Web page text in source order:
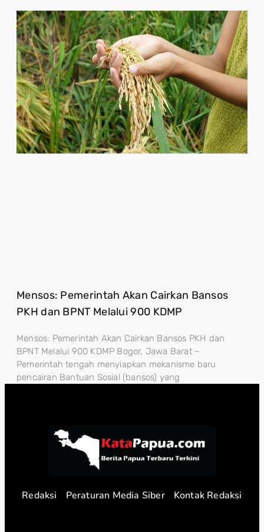
Mensos: Pemerintah Akan Cairkan Bansos
PKH dan BPNT Melalui 900 KDMP
Mensos: Pemerintah Akan Cairkan Bansos PKH dan
BPNT Melalui 900 KDMP Bogor, Jawa Barat –
Pemerintah tengah menyiapkan mekanisme baru
pencairan Bantuan Sosial (bansos) yang
Redaksi Peraturan Media Siber Kontak Redaksi